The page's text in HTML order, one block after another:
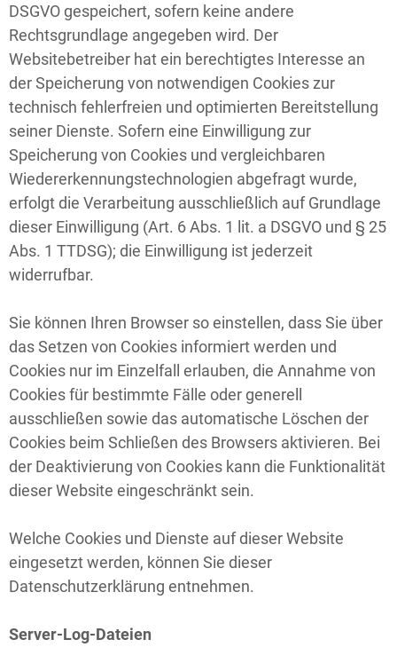
DSGVO gespeichert, sofern keine andere
Rechtsgrundlage angegeben wird. Der
Websitebetreiber hat ein berechtigtes Interesse an
der Speicherung von notwendigen Cookies zur
technisch fehlerfreien und optimierten Bereitstellung
seiner Dienste. Sofern eine Einwilligung zur
Speicherung von Cookies und vergleichbaren
Wiedererkennungstechnologien abgefragt wurde,
erfolgt die Verarbeitung ausschließlich auf Grundlage
dieser Einwilligung (Art. 6 Abs. 1 lit. a DSGVO und § 25
Abs. 1 TTDSG); die Einwilligung ist jederzeit
widerrufbar.
Sie können Ihren Browser so einstellen, dass Sie über
das Setzen von Cookies informiert werden und
Cookies nur im Einzelfall erlauben, die Annahme von
Cookies für bestimmte Fälle oder generell
ausschließen sowie das automatische Löschen der
Cookies beim Schließen des Browsers aktivieren. Bei
der Deaktivierung von Cookies kann die Funktionalität
dieser Website eingeschränkt sein.
Welche Cookies und Dienste auf dieser Website
eingesetzt werden, können Sie dieser
Datenschutzerklärung entnehmen.
Server-Log-Dateien